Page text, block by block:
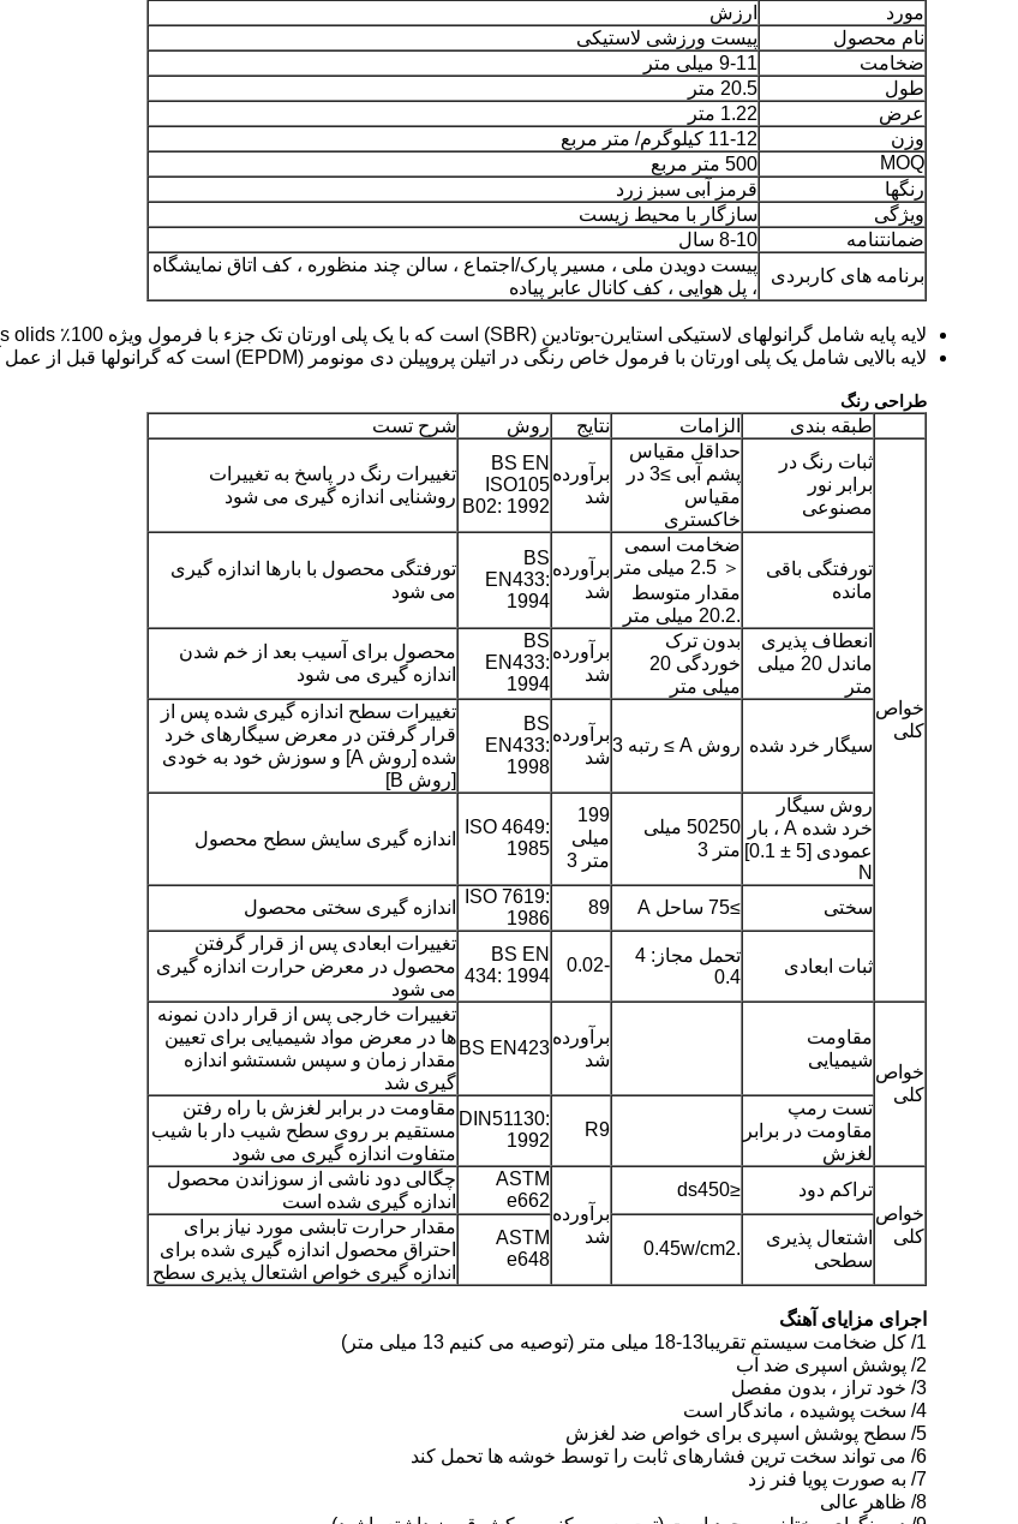
پیام بگذارید
ما به زودی با شما تماس خواهیم گرفت
ارسال
مورد
ارزش
نام محصول
پیست ورزشی لاستیکی
ضخامت
9-11 میلی متر
طول
20.5 متر
عرض
1.22 متر
وزن
11-12 کیلوگرم/ متر مربع
MOQ
500 متر مربع
رنگها
قرمز آبی سبز زرد
ویژگی
سازگار با محیط زیست
ضمانتنامه
8-10 سال
برنامه های کاربردی
پیست دویدن ملی ، مسیر پارک/اجتماع ، سالن چند منظوره ، کف اتاق نمایشگاه
، پل هوایی ، کف کانال عابر پیاده
لایه پایه شامل گرانولهای لاستیکی استایرن-بوتادین (SBR) است که با یک پلی اورتان تک جزء با فرمول ویژه 100٪ s olids و با ضخامت 10 میلی متر (3/8 اینچ) به هم متصل شده اند.
لایه بالایی شامل یک پلی اورتان با فرمول خاص رنگی در اتیلن پروپیلن دی مونومر (EPDM) است که گرانولها قبل از عمل آوری به ضخامت 3 میلی متر (1/8 اینچ) در آن جاسازی شده اند.
طراحی رنگ
طبقه بندی الزامات نتایج روش شرح تست
خواص
کلی
ثبات رنگ در
برابر نور
مصنوعی
حداقل مقیاس
پشم آبی ≥3 در
مقیاس
خاکستری
برآورده
شد
BS EN
ISO105
B02: 1992
تغییرات رنگ در پاسخ به تغییرات
روشنایی اندازه گیری می شود
تورفتگی باقی
مانده
ضخامت اسمی
＜ 2.5 میلی متر
مقدار متوسط ​​
.20.2 میلی متر
برآورده
شد
BS
EN433:
1994
تورفتگی محصول با بارها اندازه گیری
می شود
انعطاف پذیری
ماندل 20 میلی
متر
بدون ترک
خوردگی 20
میلی متر
برآورده
شد
BS
EN433:
1994
محصول برای آسیب بعد از خم شدن
اندازه گیری می شود
سیگار خرد شده روش A ≥ رتبه 3
برآورده
شد
BS
EN433:
1998
تغییرات سطح اندازه گیری شده پس از
قرار گرفتن در معرض سیگارهای خرد
شده [روش A] و سوزش خود به خودی
[روش B]
روش سیگار
خرد شده A ، بار
عمودی [5 ± 0.1]
N
50250 میلی
متر 3
199
میلی
متر 3
ISO 4649:
1985
اندازه گیری سایش سطح محصول
سختی ≥75 ساحل A 89
ISO 7619:
1986
اندازه گیری سختی محصول
ثبات ابعادی
تحمل مجاز: 4
0.4
-0.02
BS EN
434: 1994
تغییرات ابعادی پس از قرار گرفتن
محصول در معرض حرارت اندازه گیری
می شود
خواص
کلی
مقاومت
شیمیایی
برآورده
شد
BS EN423
تغییرات خارجی پس از قرار دادن نمونه
ها در معرض مواد شیمیایی برای تعیین
مقدار زمان و سپس شستشو اندازه
گیری شد
تست رمپ
مقاومت در برابر
لغزش
R9
DIN51130:
1992
مقاومت در برابر لغزش با راه رفتن
مستقیم بر روی سطح شیب دار با شیب
متفاوت اندازه گیری می شود
خواص
کلی
تراکم دود
≤ds450
برآورده
شد
ASTM
e662
چگالی دود ناشی از سوزاندن محصول
اندازه گیری شده است
اشتعال پذیری
سطحی
.0.45w/cm2
ASTM
e648
مقدار حرارت تابشی مورد نیاز برای
احتراق محصول اندازه گیری شده برای
اندازه گیری خواص اشتعال پذیری سطح
اجرای مزایای آهنگ
1/ کل ضخامت سیستم تقریبا13-18 میلی متر (توصیه می کنیم 13 میلی متر)
2/ پوشش اسپری ضد آب
3/ خود تراز ، بدون مفصل
4/ سخت پوشیده ، ماندگار است
5/ سطح پوشش اسپری برای خواص ضد لغزش
6/ می تواند سخت ترین فشارهای ثابت را توسط خوشه ها تحمل کند
7/ به صورت پویا فنر زد
8/ ظاهر عالی